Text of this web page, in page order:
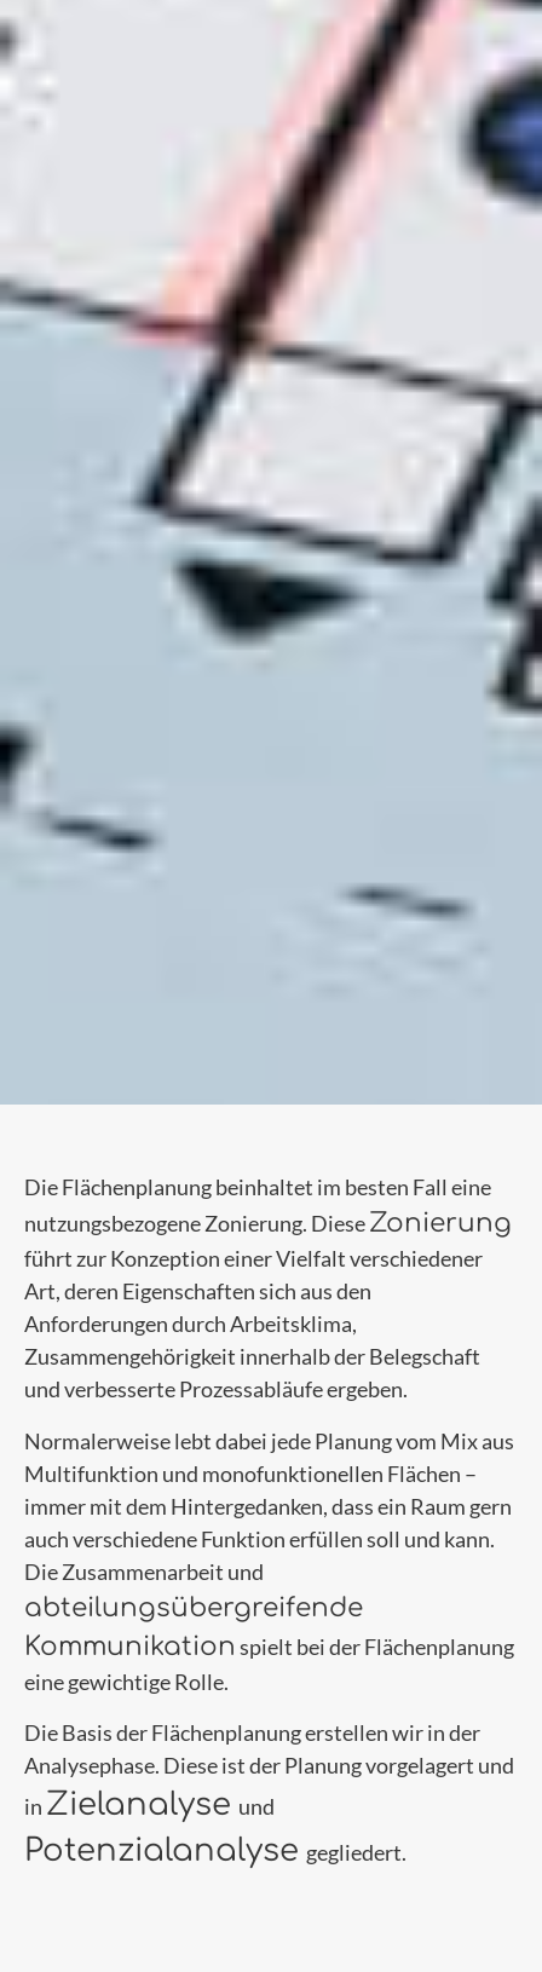
Die Flächenplanung beinhaltet im besten Fall eine
nutzungsbezogene Zonierung. DieseZonierung
führt zur Konzeption einer Vielfalt verschiedener
Art, deren Eigenschaften sich aus den
Anforderungen durch Arbeitsklima,
Zusammengehörigkeit innerhalb der Belegschaft
und verbesserte Prozessabläufe ergeben.
Normalerweise lebt dabei jede Planung vom Mix aus
Multifunktion und monofunktionellen Flächen –
immer mit dem Hintergedanken, dass ein Raum gern
auch verschiedene Funktion erfüllen soll und kann.
Die Zusammenarbeit und
abteilungsübergreifende
Kommunikation spielt bei der Flächenplanung
eine gewichtige Rolle.
Die Basis der Flächenplanung erstellen wir in der
Analysephase. Diese ist der Planung vorgelagert und
in Zielanalyse und
Potenzialanalyse gegliedert.